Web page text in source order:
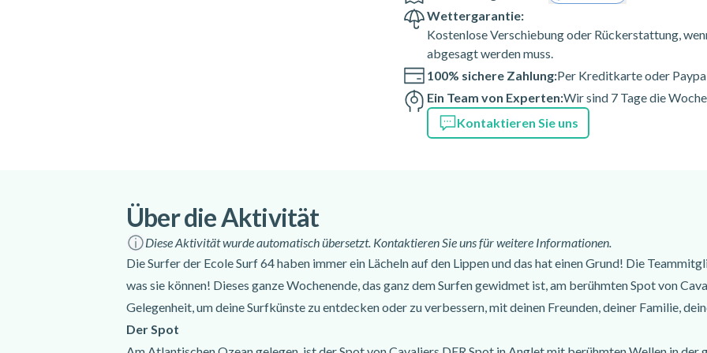
verbringen - Rückkehr zum Strand. Theoretische Übungen, die an das
Niveau und die Erwartungen jedes Teilnehmers angepasst sind (Umgang
mit der Ausrüstung, Bewegung mit dem Brett, Positionierung, Aufstehen
auf dem Brett...) - Je nach Niveau des Schülers und den
Meeresbedingungen können die Übungen vom Schaumsurfen am Strand
bis zum Reiten auf ungebrochenen Wellen im Meer reichen - Ende der
Sitzung, Feedback und Festlegung der zukünftigen Ziele und der Mittel,
Nach dem Duschen im Zentrum können Sie sich entspannen und die
herrliche Lage der Schule genießen.
Zielsetzungen
Anfängerniveau:- Auswahl eines geeigneten Platzes zum Surfen - Mit
dem Surfbrett ins Meer gehen - Auf einer gebrochenen Welle reiten und
dabei mit dem Brett paddeln - Wieder aufstehen und das Gleichgewicht
halten, bis man den Strand erreicht
Wettergarantie:
Kostenlose Verschiebung oder Rückerstattung,
abgesagt werden muss.
100% sichere Zahlung:Per Kreditkarte oder
Ein Team von Experten:Wir sind 7 Tage die
Kontaktieren Sie uns
Über die Aktivität
Diese Aktivität wurde automatisch übersetzt. Kontaktieren Sie uns für weitere Informationen.
Die Surfer der Ecole Surf 64 haben immer ein Lächeln auf den Lippen und das hat einen Grund! Die
was sie können! Dieses ganze Wochenende, das ganz dem Surfen gewidmet ist, am berühmten Spot von
Gelegenheit, um deine Surfkünste zu entdecken oder zu verbessern, mit deinen Freunden, deiner Familie,
Der Spot